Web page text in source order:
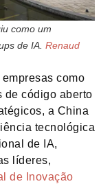
como um
de IA. Renaud
como
de código aberto
a China
tecnológica
de IA,
líderes,
de Inovação